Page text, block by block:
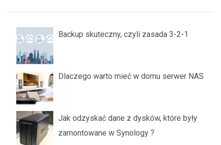
Backup skuteczny, czyli zasada 3-2-1
Dlaczego warto mieć w domu serwer NAS
Jak odzyskać dane z dysków, które były
zamontowane w Synology ?